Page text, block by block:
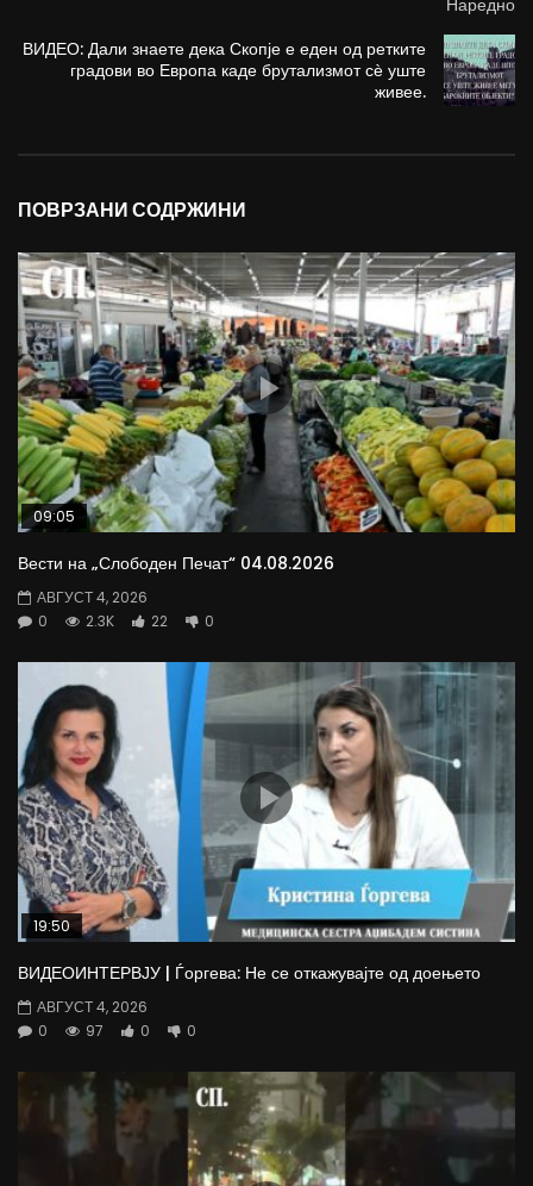
Наредно
ВИДЕО: Дали знаете дека Скопје е еден од ретките
градови во Европа каде брутализмот сѐ уште
живее.
ПОВРЗАНИ СОДРЖИНИ
09:05
Вести на „Слободен Печат“ 04.08.2026
АВГУСТ 4, 2026
0
2.3K 22 0
19:50
ВИДЕОИНТЕРВЈУ | Ѓоргева: Не се откажувајте од доењето
АВГУСТ 4, 2026
0
97 0 0